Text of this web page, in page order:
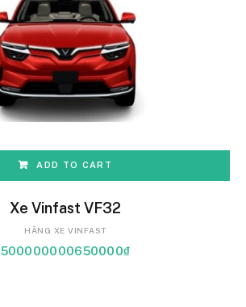
ADD TO CART
Xe Vinfast VF32
HÃNG XE VINFAST
500000000650000₫